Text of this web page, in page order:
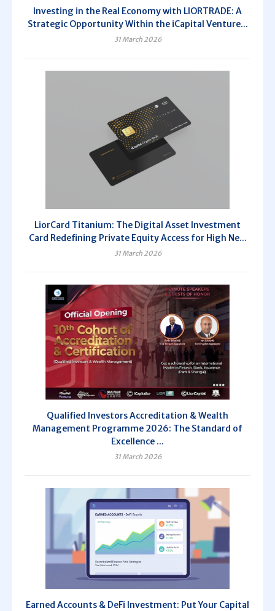
Investing in the Real Economy with LIORTRADE: A
Strategic Opportunity Within the iCapital Venture...
31 March 2026
LiorCard Titanium: The Digital Asset Investment
Card Redefining Private Equity Access for High Ne...
31 March 2026
Qualified Investors Accreditation & Wealth
Management Programme 2026: The Standard of
Excellence ...
31 March 2026
Earned Accounts & DeFi Investment: Put Your Capital